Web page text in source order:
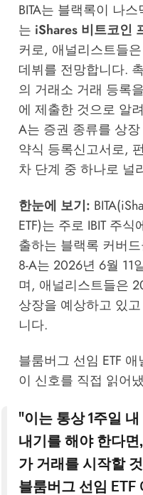
BITA는 블랙록이 나
는 iShares 비트코인
커로, 애널리스트들
데뷔를 전망합니다.
의 거래소 거래 등록
에 제출한 것으로 알
A는 증권 종류를 상
약식 등록신고서로,
차 단계 중 하나로 널
한눈에 보기:
ETF)는 주로 IBIT 주
출하는 블랙록 커버
8-A는 2026년 6월 11
며, 애널리스트들은
상장을 예상하고 있
니다.
블룸버그 선임 ETF
이 신호를 직접 읽어
"이는 통상 1주일
내기를 해야 한다
가 거래를 시작할
블룸버그 선임